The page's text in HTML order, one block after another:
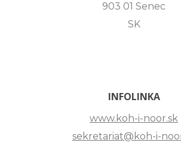
903 01 Senec
SK
INFOLINKA
www.koh-i-noor.sk
sekretariat@koh-i-